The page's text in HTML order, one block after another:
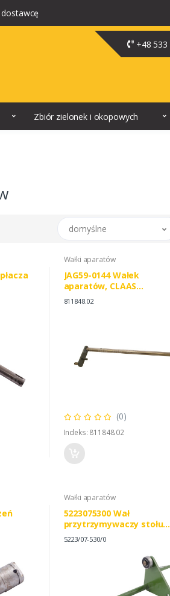
+48 533
Zbiór zielonek i okopowych
domyślne
Wałki aparatów
JAG59-0144 Wałek
aparatów, CLAAS
0008118483
811848.02
(0)
Indeks: 811848.02
Wałki aparatów
5223075300 Wał
przytrzymywaczy stołu
wiążącego Sipma
5223/07-530/0